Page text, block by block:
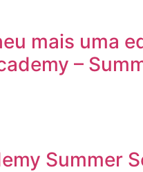
mais uma
–
Summer